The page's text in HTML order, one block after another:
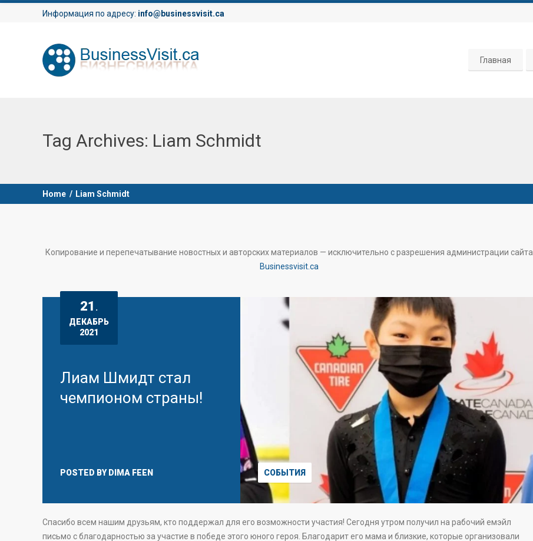
Информация по адресу: info@businessvisit.ca
Главная
Tag Archives: Liam Schmidt
Home / Liam Schmidt
Копирование и перепечатывание новостных и авторских материалов — исключительно с разрешения администрации сайта
Businessvisit.ca
21 .
ДЕКАБРЬ
2021
Лиам Шмидт стал
чемпионом страны!
POSTED BY DIMA FEEN СОБЫТИЯ
Спасибо всем нашим друзьям, кто поддержал для его возможности участия! Сегодня утром получил на рабочий емэйл
письмо с благодарностью за участие в победе этого юного героя. Благодарит его мама и близкие, которые организовали